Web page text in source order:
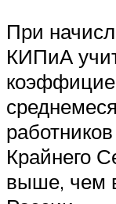
При
КИПиА
Крайнего
выше, чем